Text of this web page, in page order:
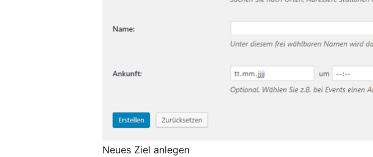
Neues Ziel anlegen